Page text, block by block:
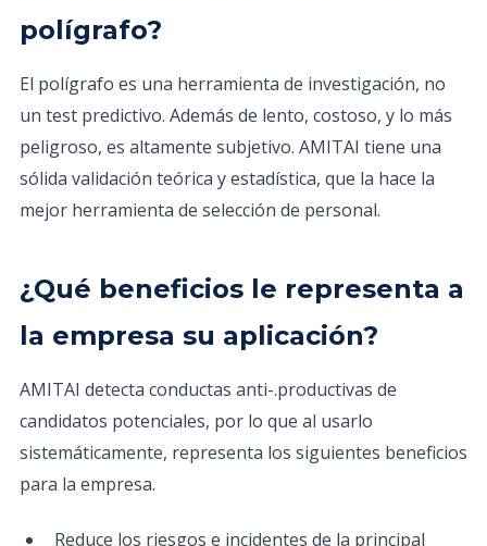
polígrafo?
El polígrafo es una herramienta de investigación, no
un test predictivo. Además de lento, costoso, y lo más
peligroso, es altamente subjetivo. AMITAI tiene una
sólida validación teórica y estadística, que la hace la
mejor herramienta de selección de personal.
¿Qué beneficios le representa a
la empresa su aplicación?
AMITAI detecta conductas anti-.productivas de
candidatos potenciales, por lo que al usarlo
sistemáticamente, representa los siguientes beneficios
para la empresa.
Reduce los riesgos e incidentes de la principal